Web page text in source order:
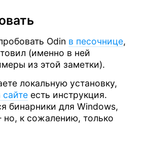
Odin в песочнице,
(именно в ней
из этой заметки).
локальную установку,
есть инструкция.
бинарники для Windows,
но, к сожалению, только